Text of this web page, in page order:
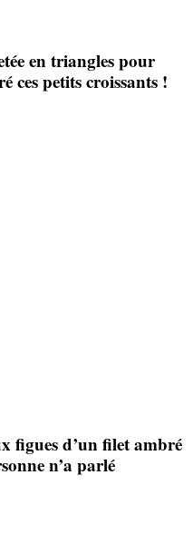
en triangles pour
ces petits croissants !
figues d’un filet ambré
n’a parlé